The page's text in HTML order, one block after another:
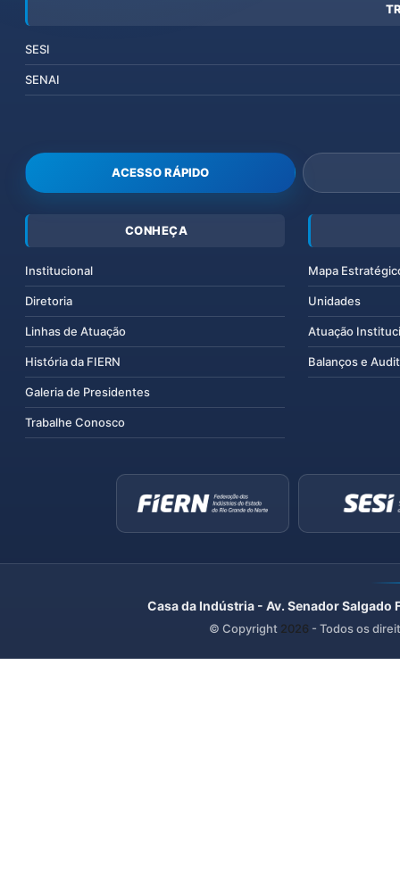
SESI
SENAI
ACESSO RÁPIDO
CONHEÇA
Institucional
Diretoria
Linhas de Atuação
História da FIERN
Galeria de Presidentes
Trabalhe Conosco
Mapa
Unidades
Atuação
Balanços e
Casa da Indústria - Av. Senador
© Copyright 2026 - Todos os